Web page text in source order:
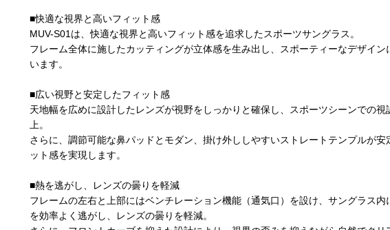
■快適な視界と高いフィット感
MUV-S01は、快適な視界と高いフィット感を追求したスポーツサングラス。
フレーム全体に施したカッティングが立体感を生み出し、スポーティーなデザイン
います。
■広い視野と安定したフィット感
天地幅を広めに設計したレンズが視野をしっかりと確保し、スポーツシーンでの視
上。
さらに、調節可能な鼻パッドとモダン、掛け外ししやすいストレートテンプルが安
ット感を実現します。
■熱を逃がし、レンズの曇りを軽減
フレームの左右と上部にはベンチレーション機能（通気口）を設け、サングラス内
を効率よく逃がし、レンズの曇りを軽減。